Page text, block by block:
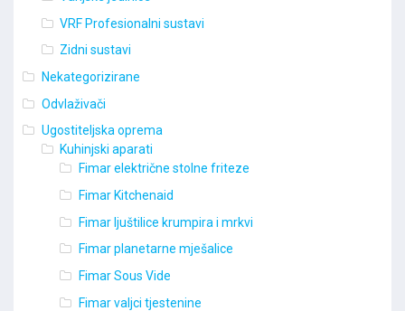
VRF Profesionalni sustavi
Zidni sustavi
Nekategorizirane
Odvlaživači
Ugostiteljska oprema
Kuhinjski aparati
Fimar električne stolne friteze
Fimar Kitchenaid
Fimar ljuštilice krumpira i mrkvi
Fimar planetarne mješalice
Fimar Sous Vide
Fimar valjci tjestenine